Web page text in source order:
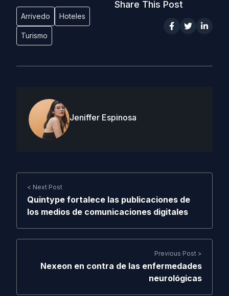
Arrivedo Hoteles
Turismo
Share This Post
Jeniffer Espinosa
< Next Post
Quintype fortalece las publicaciones de
los medios de comunicaciones digitales
Previous Post >
Nexeon en contra de las enfermedades
neurológicas